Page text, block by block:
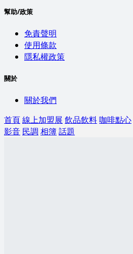
幫助/政策
免責聲明
使用條款
隱私權政策
關於
關於我們
首頁線上加盟展 飲品飲料咖啡點心
影音 民調 相簿話題